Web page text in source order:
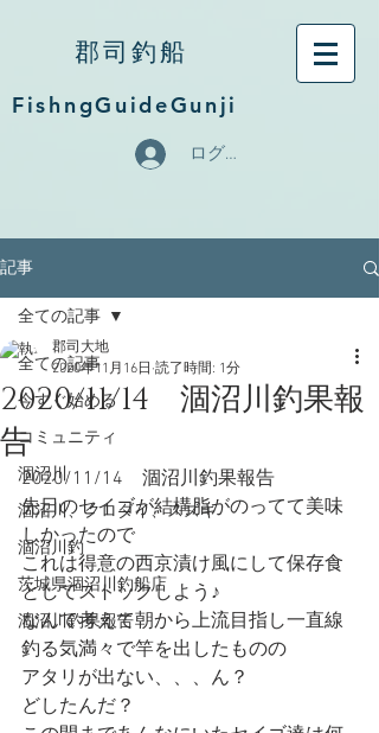
郡司釣船
FishngGuideGunji
ログイン
記事
全ての記事
今すぐ始める
コミュニティ
涸沼川
涸沼川、クロダイ、スズキ
涸沼川釣
茨城県涸沼川釣船店
涸沼川釣果報告
全ての記事
2020/11/14 涸沼川釣果報
告
郡司大地
2020年11月16日 読了時間: 1分
2020/11/14　涸沼川釣果報告
先日のセイゴが結構脂がのってて美味
しかったので
これは得意の西京漬け風にして保存食
としてストックしよう♪
なんて考えて朝から上流目指し一直線
釣る気満々で竿を出したものの
アタリが出ない、、、ん？
どしたんだ？